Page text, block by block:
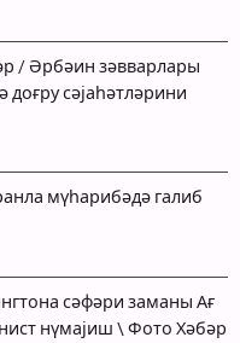
/ Әрбәин зәвварлары
сәјаһәтләрини
мүһарибәдә галиб
сәфәри заманы Ағ
нүмајиш \ Фото Хәбәр